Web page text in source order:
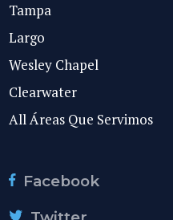
Tampa
Largo
Wesley Chapel
Clearwater
All Áreas Que Servimos
Facebook